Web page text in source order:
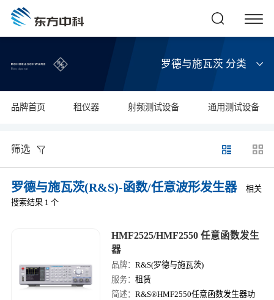
罗德与施瓦茨 分类
品牌首页 租仪器 射频测试设备 通用测试设备
筛选
罗德与施瓦茨(R&S)-函数/任意波形发生器
相关
搜索结果 1 个
HMF2525/HMF2550 任意函数发生
器
品牌：R&S(罗德与施瓦茨)
服务：租赁
简述：R&S®HMF2550任意函数发生器功